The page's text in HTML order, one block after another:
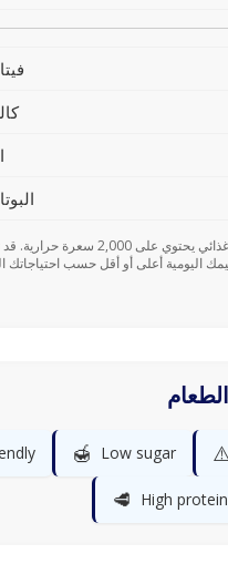
🍯 Low sugar
🥩 High protein